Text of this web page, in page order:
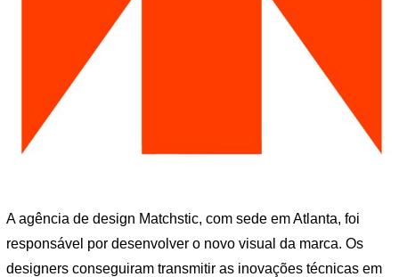
A agência de design Matchstic, com sede em Atlanta, foi
responsável por desenvolver o novo visual da marca. Os
designers conseguiram transmitir as inovações técnicas em